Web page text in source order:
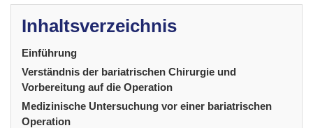
Inhaltsverzeichnis
Einführung
Verständnis der bariatrischen Chirurgie und
Vorbereitung auf die Operation
Medizinische Untersuchung vor einer bariatrischen
Operation